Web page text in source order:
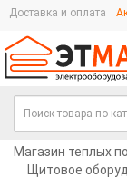
Доставка и оплата
Магазин теплых
Щитовое